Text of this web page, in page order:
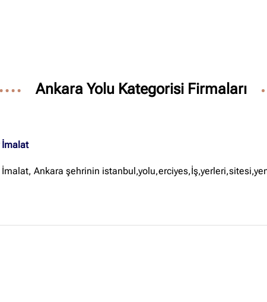
Ankara Yolu Kategorisi Firmaları
İmalat
İmalat, Ankara şehrinin
İçerik grupları